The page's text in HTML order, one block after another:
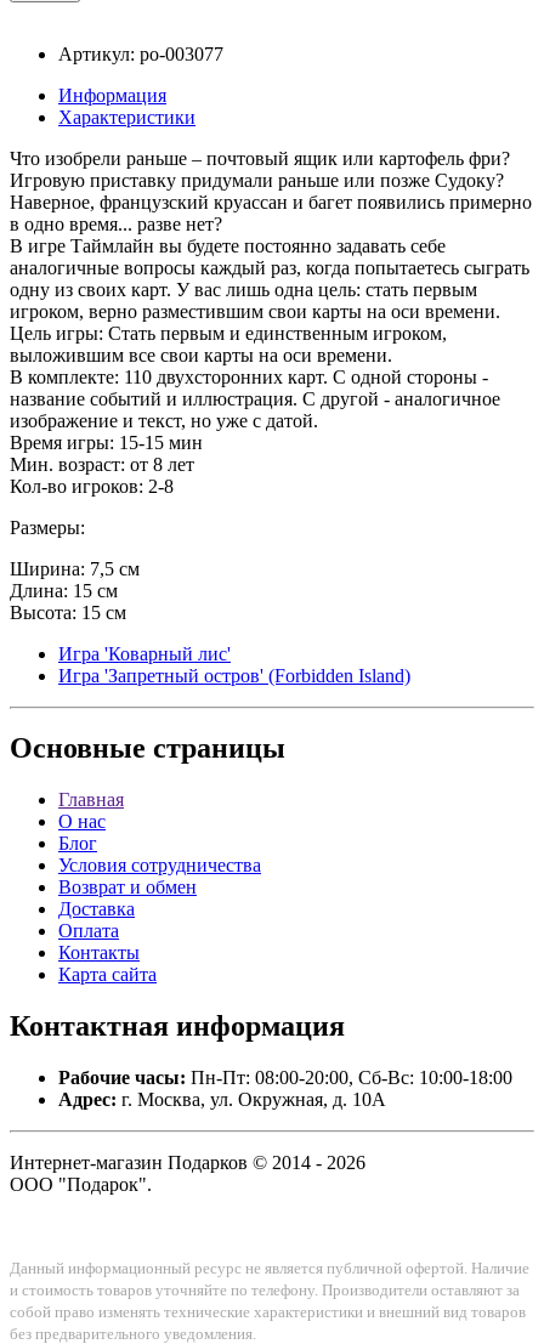
Артикул: po-003077
Информация
Характеристики
Что изобрели раньше – почтовый ящик или картофель фри?
Игровую приставку придумали раньше или позже Судоку?
Наверное, французский круассан и багет появились примерно
в одно время... разве нет?
В игре Таймлайн вы будете постоянно задавать себе
аналогичные вопросы каждый раз, когда попытаетесь сыграть
одну из своих карт. У вас лишь одна цель: стать первым
игроком, верно разместившим свои карты на оси времени.
Цель игры: Стать первым и единственным игроком,
выложившим все свои карты на оси времени.
В комплекте: 110 двухсторонних карт. С одной стороны -
название событий и иллюстрация. С другой - аналогичное
изображение и текст, но уже с датой.
Время игры: 15-15 мин
Мин. возраст: от 8 лет
Кол-во игроков: 2-8
Размеры:
Ширина: 7,5 см
Длина: 15 см
Высота: 15 см
Игра 'Коварный лис'
Игра 'Запретный остров' (Forbidden Island)
Основные страницы
Главная
О нас
Блог
Условия сотрудничества
Возврат и обмен
Доставка
Оплата
Контакты
Карта сайта
Контактная информация
Рабочие часы: Пн-Пт: 08:00-20:00, Сб-Вс: 10:00-18:00
Адрес: г. Москва, ул. Окружная, д. 10А
Интернет-магазин Подарков © 2014 - 2026
ООО "Подарок".
Данный информационный ресурс не является публичной офертой. Наличие
и стоимость товаров уточняйте по телефону. Производители оставляют за
собой право изменять технические характеристики и внешний вид товаров
без предварительного уведомления.